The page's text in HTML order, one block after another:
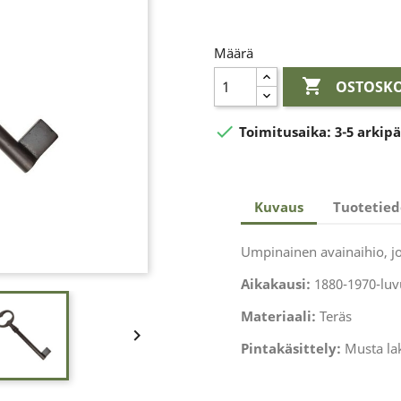

Määrä

 Toimitusaika: 3-5
Kuvaus
Umpinainen avainaihio,
Aikakausi: 1880-1970-
Materiaali: Teräs
Pintakäsittely: Musta